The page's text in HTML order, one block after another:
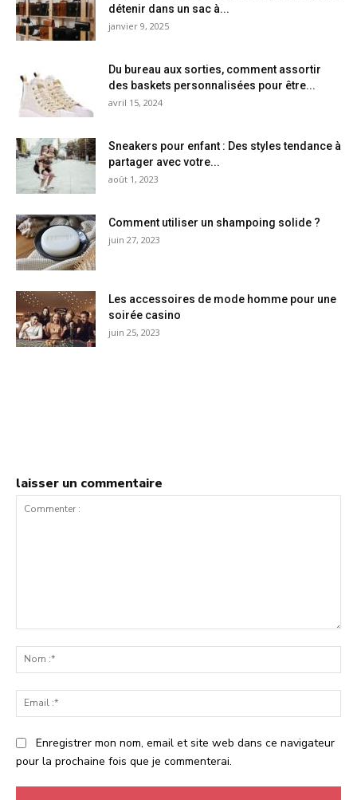
détenir dans un sac à...
janvier 9, 2025
Du bureau aux sorties, comment assortir
des baskets personnalisées pour être...
avril 15, 2024
Sneakers pour enfant : Des styles tendance à
partager avec votre...
août 1, 2023
Comment utiliser un shampoing solide ?
juin 27, 2023
Les accessoires de mode homme pour une
soirée casino
juin 25, 2023
laisser un commentaire
:*
:*
Enregistrer mon nom, email et site web dans ce navigateur
pour la prochaine fois que je commenterai.